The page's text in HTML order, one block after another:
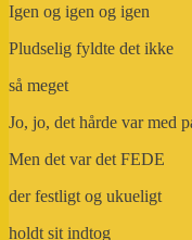
Igen og igen og igen
Pludselig fyldte det ikke
så meget
Jo, jo, det hårde var med
Men det var det FEDE
der festligt og ukueligt
holdt sit indtog